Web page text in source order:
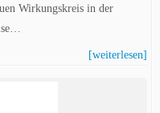
Wirkungskreis in der
[weiterlesen]